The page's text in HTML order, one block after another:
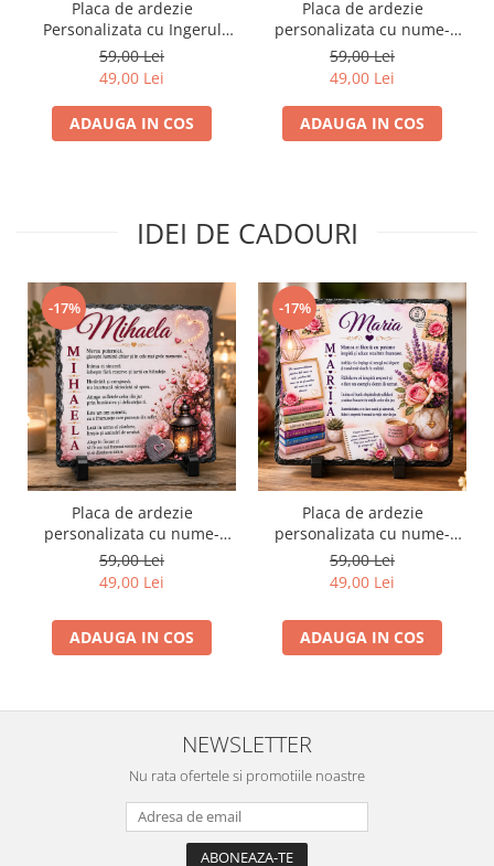
Placa de ardezie
Personalizata cu Ingerul
Pazitor pentru Bunica
59,00 Lei
49,00 Lei
ADAUGA IN COS
Placa de ardezie
personalizata cu nume-
Rares
59,00 Lei
49,00 Lei
ADAUGA IN COS
IDEI DE CADOURI
-17%
Placa de ardezie
personalizata cu nume-
Mihaela
59,00 Lei
49,00 Lei
ADAUGA IN COS
-17%
Placa de ardezie
personalizata cu nume-
Maria
59,00 Lei
49,00 Lei
ADAUGA IN COS
NEWSLETTER
Nu rata ofertele si promotiile noastre